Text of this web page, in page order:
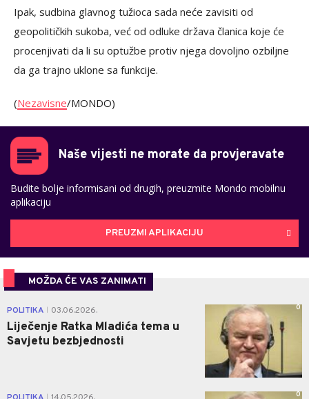
Ipak, sudbina glavnog tužioca sada neće zavisiti od
geopolitičkih sukoba, već od odluke država članica koje će
procenjivati da li su optužbe protiv njega dovoljno ozbiljne
da ga trajno uklone sa funkcije.
(Nezavisne/MONDO)
Naše vijesti ne morate da provjeravate
Budite bolje informisani od drugih, preuzmite Mondo mobilnu
aplikaciju
PREUZMI APLIKACIJU
MOŽDA ĆE VAS ZANIMATI
POLITIKA 03.06.2026.
Liječenje Ratka Mladića tema u
Savjetu bezbjednosti
0
0